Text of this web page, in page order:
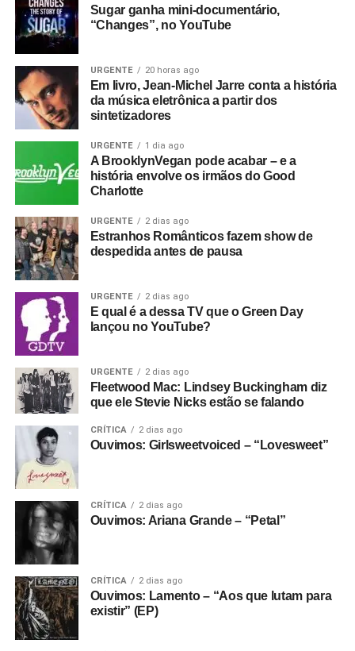
Sugar ganha mini-documentário,
“Changes”, no YouTube
URGENTE 20 horas ago
Em livro, Jean-Michel Jarre conta a história
da música eletrônica a partir dos
sintetizadores
URGENTE 1 dia ago
A BrooklynVegan pode acabar – e a
história envolve os irmãos do Good
Charlotte
URGENTE 2 dias ago
Estranhos Românticos fazem show de
despedida antes de pausa
URGENTE 2 dias ago
E qual é a dessa TV que o Green Day
lançou no YouTube?
URGENTE 2 dias ago
Fleetwood Mac: Lindsey Buckingham diz
que ele Stevie Nicks estão se falando
CRÍTICA 2 dias ago
Ouvimos: Girlsweetvoiced – “Lovesweet”
CRÍTICA 2 dias ago
Ouvimos: Ariana Grande – “Petal”
CRÍTICA 2 dias ago
Ouvimos: Lamento – “Aos que lutam para
existir” (EP)